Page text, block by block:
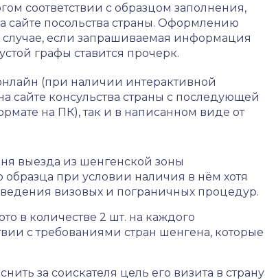
соответствии с образцом заполнения,
сайте посольства страны. Оформлению
случае, если запрашиваемая информация
графы ставится прочерк.
(при наличии интерактивной
сайте консульства страны с последующей
на ПК), так и в написанном виде от
выезда из шенгенской зоны
образца при условии наличия в нём хотя
визовых и пограничных процедур.
в количестве 2 шт. на каждого
с требованиями стран шенгена, которые
за соискателя цель его визита в страну